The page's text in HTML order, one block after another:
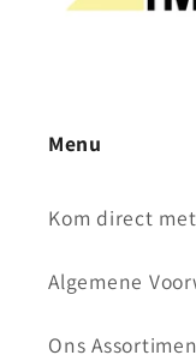
Menu
Kom direct
Algemene
Ons